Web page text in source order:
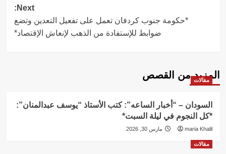
Next:
*حكومة جنوب كردفان تعمل على تفعيل التعدين وتضع
ضوابط للإستفادة من الذهب لإنعاش الإقتصاد*
المزيد من القصص
مقالات
السودان – “أخبار الساعه”: كتب الأستاذ “يوسف عبدالمنان”:
*كل النجوم في ليلة السبت*
maria Khalil مارس 30, 2026
مقالات